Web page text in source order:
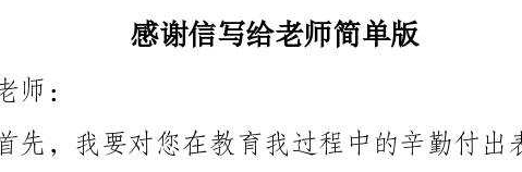
启发，使我在成长的路上能够稳步前行。